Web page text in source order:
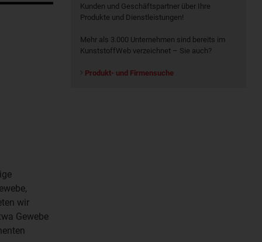
wir
Gewebe
Kunden und Geschäftspartner über Ihre
Produkte und Dienstleistungen!
Mehr als 3.000 Unternehmen sind bereits im
KunststoffWeb verzeichnet – Sie auch?
Produkt- und Firmensuche